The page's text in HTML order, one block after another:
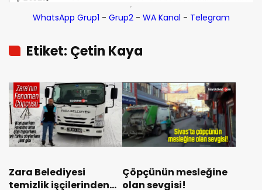
WhatsApp Grup1 - Grup2- WA Kanal - Telegram
Etiket: Çetin Kaya
Zara Belediyesi
temizlik işçilerinden
Çöpçünün mesleğine
olan sevgisi!